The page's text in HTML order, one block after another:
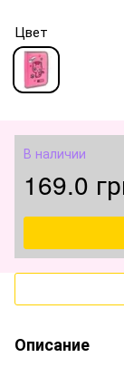
Цвет
В наличии
169.0
Описание